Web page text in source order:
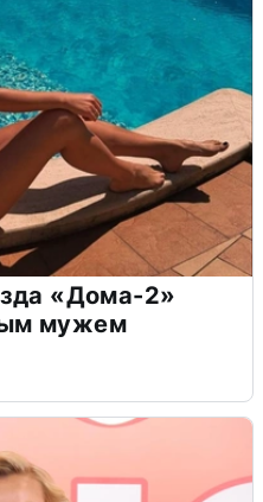
«Дома-2»
мужем